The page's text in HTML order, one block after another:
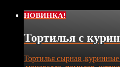
НОВИНКА!
Тортилья с
Тортилья сырная ,куринные